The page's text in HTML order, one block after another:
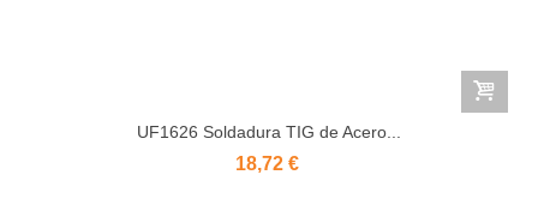
UF1626 Soldadura TIG de Acero...
18,72 €